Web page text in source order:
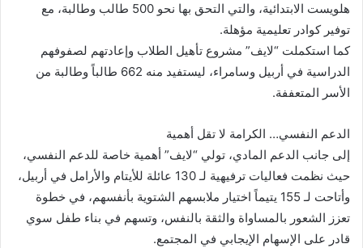
هلويست الابتدائية، والتي التحق بها نحو 500 طالب وطالبة، مع
توفير كوادر تعليمية مؤهلة.
كما استكملت “لايف” مشروع تأهيل الطلاب وإعادتهم لصفوفهم
الدراسية في أربيل وسامراء، ليستفيد منه 662 طالباً وطالبة من
الأسر المتعففة.
الدعم النفسي… الكرامة لا تقل أهمية
إلى جانب الدعم المادي، تولي “لايف” أهمية خاصة للدعم النفسي،
حيث نظمت فعاليات ترفيهية لـ 130 عائلة للأيتام والأرامل في أربيل،
وأتاحت لـ 155 يتيماً اختيار ملابسهم الشتوية بأنفسهم، في خطوة
تعزز الشعور بالمساواة والثقة بالنفس، وتسهم في بناء طفل سوي
قادر على الإسهام الإيجابي في المجتمع.